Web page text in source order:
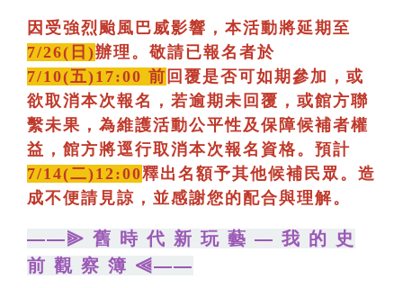
因受強烈颱風巴威影響，本活動將延期至
7/26(日)辦理。敬請已報名者於
7/10(五)17:00 前 回覆是否可如期參加，或
欲取消本次報名，若逾期未回覆，或館方聯
繫未果，為維護活動公平性及保障候補者權
益，館方將逕行取消本次報名資格。預計
7/14(二)12:00釋出名額予其他候補民眾。造
成不便請見諒，並感謝您的配合與理解。
——⫸ 舊 時 代 新 玩 藝 — 我 的 史
前 觀 察 簿 ⫷——